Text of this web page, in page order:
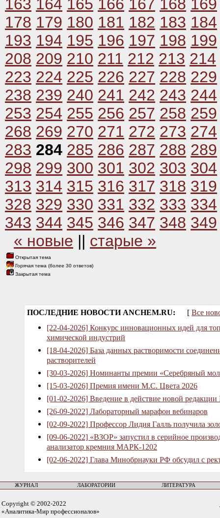
163 164 165 166 167 168 169
178 179 180 181 182 183 184
193 194 195 196 197 198 199
208 209 210 211 212 213 214
223 224 225 226 227 228 229
238 239 240 241 242 243 244
253 254 255 256 257 258 259
268 269 270 271 272 273 274
283 284 285 286 287 288 289
298 299 300 301 302 303 304
313 314 315 316 317 318 319
328 329 330 331 332 333 334
343 344 345 346 347 348 349
« новые || старые »
Открытая тема
Горячая тема (более 30 ответов)
Закрытая тема
ПОСЛЕДНИЕ НОВОСТИ ANCHEM.RU: [ Все
[22-04-2026] Конкурс инновационных идей для
химической индустрий
[18-04-2026] База данных растворимости
растворителей
[30-03-2026] Номинанты премии «Серебряный
[15-03-2026] Премия имени М.С. Цвета 2026
[01-02-2026] Введение в действие новой
[26-09-2022] Лабораторный марафон вебинаров
[02-09-2022] Профессор Лидия Галль получила
[09-06-2022] «ВЗОР» запустил в серийное
анализатор кремния МАРК-1202
[02-06-2022] Глава Минобрнауки РФ обсудил с
ЖУРНАЛ ЛАБОРАТОРИИ ЛИТЕРАТУРА
Copyright © 2002-2022
«Аналитика-Мир профессионалов»